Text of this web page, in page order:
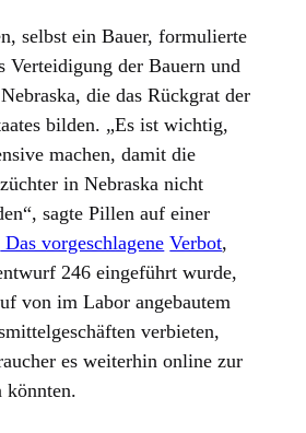
selbst ein Bauer, formulierte
Verteidigung der Bauern und
die das Rückgrat der
bilden. „Es ist wichtig,
machen, damit die
in Nebraska nicht
sagte Pillen auf einer
Das vorgeschlagene Verbot,
246 eingeführt wurde,
von im Labor angebautem
verbieten,
es weiterhin online zur
könnten.